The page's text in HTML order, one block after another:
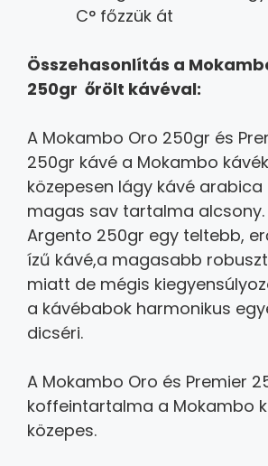
C° főzzük át
Összehasonlítás a
250gr őrölt kávéval:
A Mokambo Oro 250gr és
250gr kávé a Mokambo
közepesen lágy kávé
magas sav tartalma alcsony.
Argento 250gr egy teltebb,
ízű kávé,a magasabb
miatt de mégis
a kávébabok harmonikus
dicséri.
A Mokambo Oro és Premier
koffeintartalma a Mokambo
közepes.